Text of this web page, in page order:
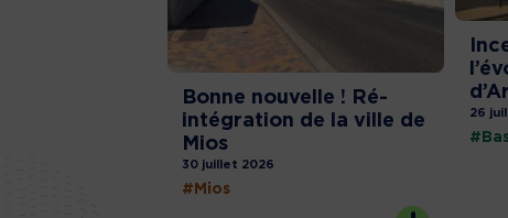
Bonne nouvelle ! Ré-
intégration de la ville de
Mios
30 juillet 2026
#Mios
26